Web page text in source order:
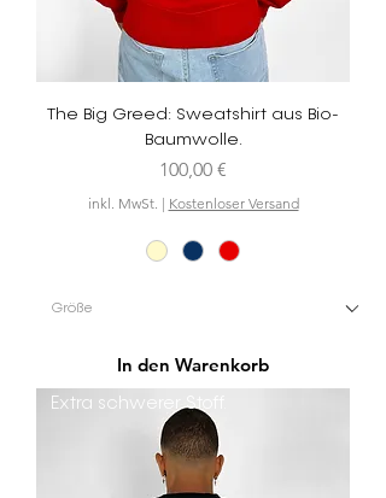
The Big Greed: Sweatshirt aus Bio-
Baumwolle.
Preis
100,00 €
inkl. MwSt. | Kostenloser Versand
In den Warenkorb
Extra schwerer Stoff.